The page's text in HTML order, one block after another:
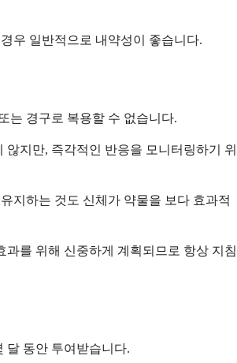
우 일반적으로 내약성이 좋습니다.
는 경구로 복용할 수 없습니다.
지만, 즉각적인 반응을 모니터링하기 위
지하는 것도 신체가 약물을 보다 효과적
를 위해 신중하게 계획되므로 항상 지침
달 동안 투여받습니다.